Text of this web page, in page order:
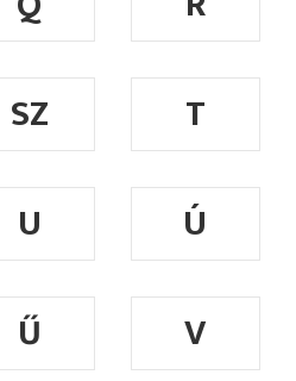
SZ
T
U
Ú
Ű V